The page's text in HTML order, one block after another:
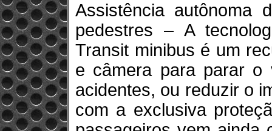
Assistência autônoma
pedestres – A
Transit minibus é um
e câmera para parar
acidentes, ou reduzir o
com a exclusiva